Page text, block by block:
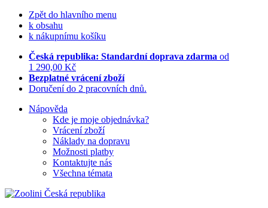
Zpět do hlavního menu
k obsahu
k nákupnímu košíku
Česká republika: Standardní doprava zdarma od
1 290,00 Kč
Bezplatné vrácení zboží
Doručení do 2 pracovních dnů.
Nápověda
Kde je moje objednávka?
Vrácení zboží
Náklady na dopravu
Možnosti platby
Kontaktujte nás
Všechna témata